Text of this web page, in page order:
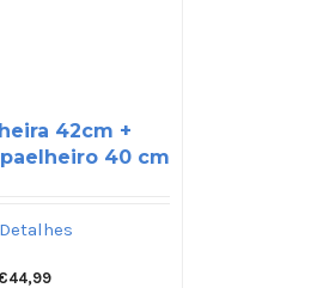
42cm +
40 cm
Detalhes
44,99